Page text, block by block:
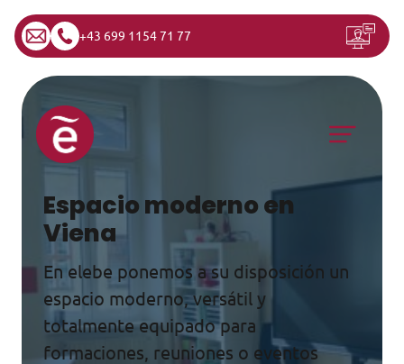
+43 699 1154 71 77
Saltar al contenido
Navegación principal
Espacio moderno en
Viena
En elebe ponemos a su disposición un
espacio moderno, versátil y
totalmente equipado para
formaciones, reuniones o eventos